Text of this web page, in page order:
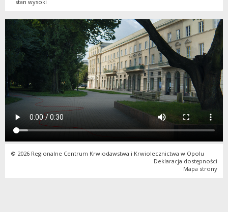
stan wysoki
© 2026 Regionalne Centrum Krwiodawstwa i Krwiolecznictwa w Opolu
Deklaracja dostępności
Mapa strony